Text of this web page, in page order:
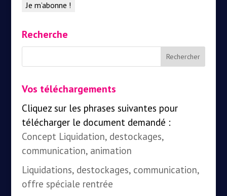
Recherche
Vos téléchargements
Cliquez sur les phrases suivantes pour
télécharger le document demandé :
Concept Liquidation, destockages,
communication, animation
Liquidations, destockages, communication,
offre spéciale rentrée